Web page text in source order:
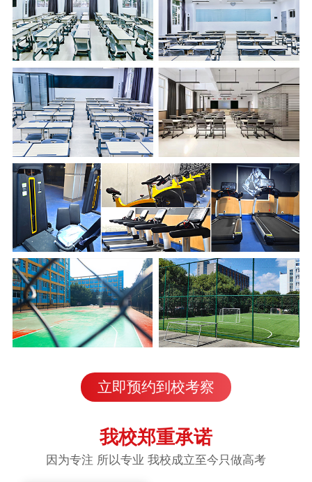
立即预约到校考察
我校郑重承诺
因为专注 所以专业 我校成立至今只做高考